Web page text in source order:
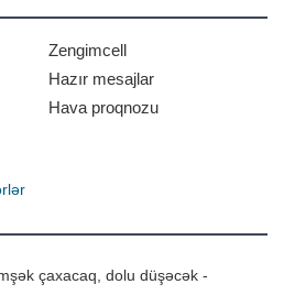
Zengimcell
Hazır mesajlar
Hava proqnozu
çaxacaq, dolu düşəcək -